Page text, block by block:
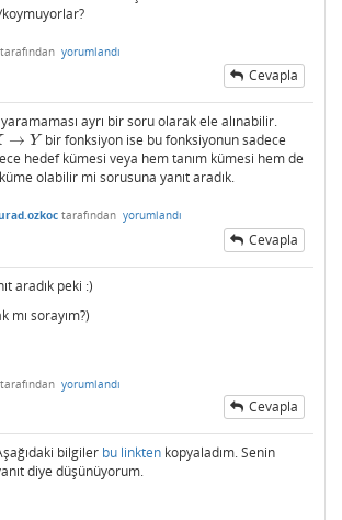
tarafından yorumlandı
Cevapla
ayrı bir soru olarak ele alınabilir.
→ Ybir fonksiyon ise bu fonksiyonun sadece
hedef kümesi veya hem tanım kümesi hem de
olabilir mi sorusuna yanıt aradık.
tarafından yorumlandı
Cevapla
aradık peki :)
mı sorayım?)
tarafından yorumlandı
Cevapla
bilgiler bu linkten kopyaladım. Senin
diye düşünüyorum.